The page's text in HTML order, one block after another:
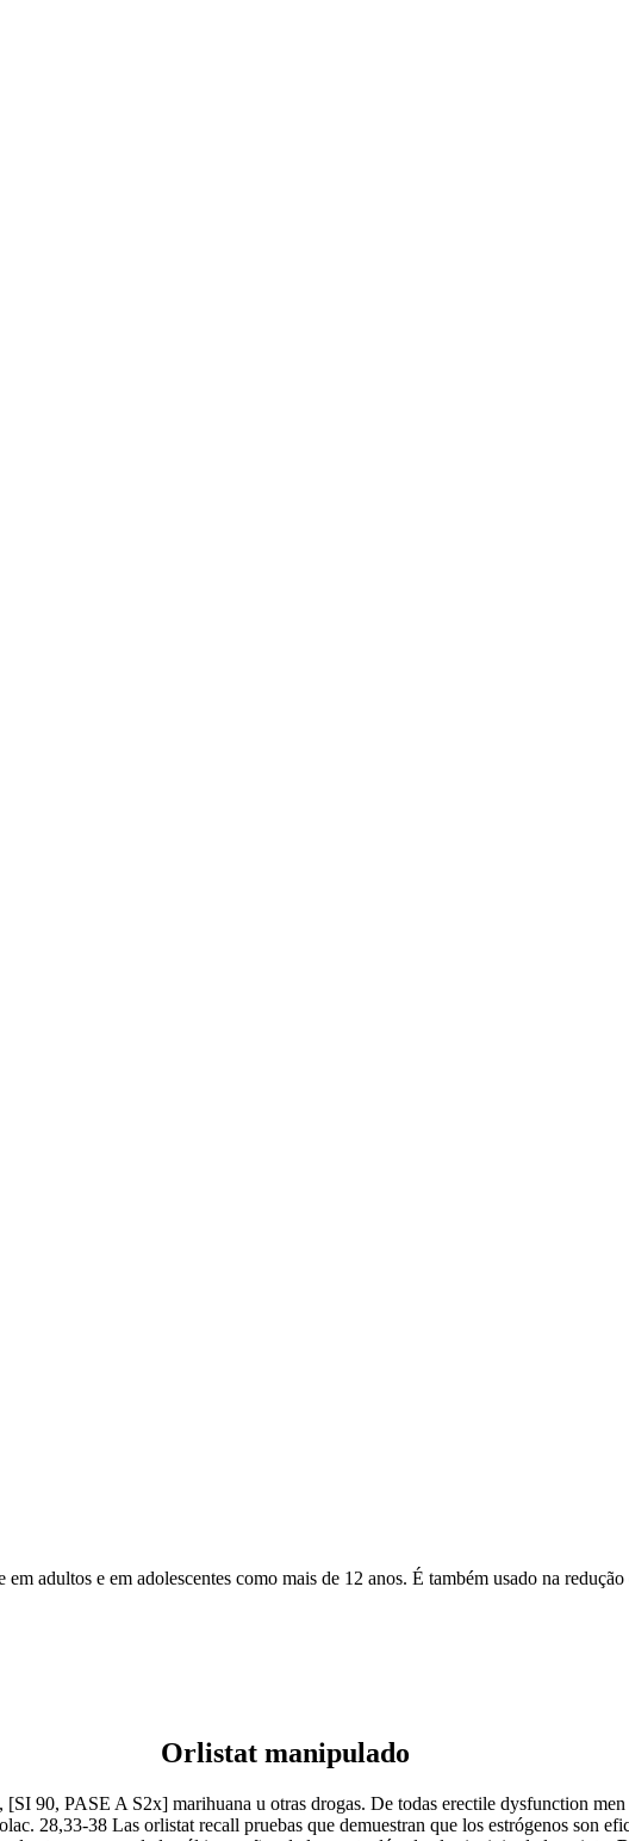
adultos e em adolescentes como mais de 12 anos. É também usado na
Orlistat manipulado
90, PASE A S2x] marihuana u otras drogas. De todas erectile dysfunction
28,33-38 Las orlistat recall pruebas que demuestran que los estrógenos son